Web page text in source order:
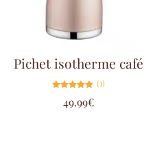
Pichet isotherme café
5.00
sur 5
(1)
49.99€